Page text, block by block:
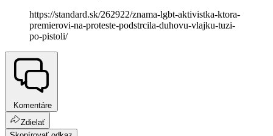
https://standard.sk/262922/znama-lgbt-aktivistka-ktora-
premierovi-na-proteste-podstrcila-duhovu-vlajku-tuzi-
po-pistoli/
Komentáre
Zdielať